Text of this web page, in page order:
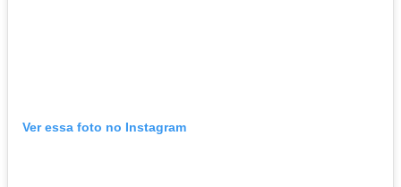
Ver essa foto no Instagram